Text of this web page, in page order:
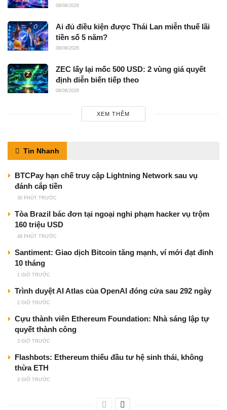
08/08/2026
Ai đủ điều kiện được Thái Lan miễn thuế lãi
tiền số 5 năm?
08/08/2026
ZEC lấy lại mốc 500 USD: 2 vùng giá quyết
định diễn biến tiếp theo
08/08/2026
XEM THÊM
Tin Nhanh
BTCPay hạn chế truy cập Lightning Network sau vụ
đánh cắp tiền
30 PHÚT TRƯỚC
Tòa Brazil bác đơn tại ngoại nghi phạm hacker vụ trộm
160 triệu USD
48 PHÚT TRƯỚC
Santiment: Giao dịch Bitcoin tăng mạnh, ví mới đạt đỉnh
10 tháng
1 GIỜ TRƯỚC
Trình duyệt AI Atlas của OpenAI đóng cửa sau 292 ngày
2 GIỜ TRƯỚC
Cựu thành viên Ethereum Foundation: Nhà sáng lập tự
quyết thành công
3 GIỜ TRƯỚC
Flashbots: Ethereum thiếu đầu tư hệ sinh thái, không
thừa ETH
3 GIỜ TRƯỚC